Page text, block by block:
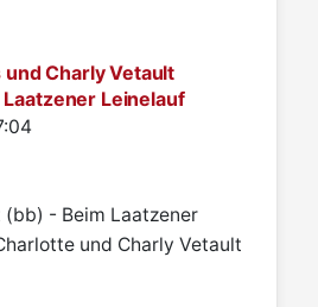
Charly Vetault
Leinelauf
- Beim Laatzener
und Charly Vetault